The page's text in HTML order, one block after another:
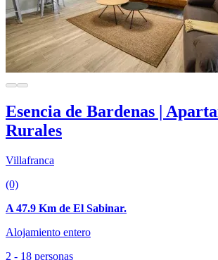
Esencia de Bardenas |
Rurales
Villafranca
(0)
A 47.9 Km de El Sabinar.
Alojamiento entero
2 - 18 personas